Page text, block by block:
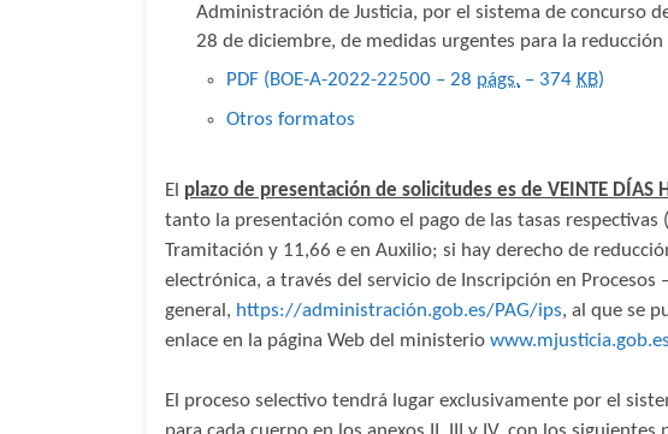
Administración de Justicia, por el sistema de concurso
28 de diciembre, de medidas urgentes para la
PDF (BOE-A-2022-22500 – 28 págs. – 374 KB)
Otros formatos
El plazo de presentación de solicitudes es de VEINTE DÍAS
tanto la presentación como el pago de las tasas respectivas
Tramitación y 11,66 e en Auxilio; si hay derecho de
electrónica, a través del servicio de Inscripción en Procesos
general, https://administración.gob.es/PAG/ips, al que se
enlace en la página Web del ministerio www.mjusticia.gob.es
El proceso selectivo tendrá lugar exclusivamente por el